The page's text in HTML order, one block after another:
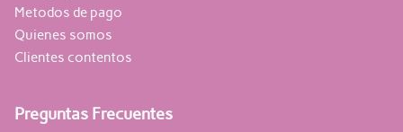
Metodos de pago
Quienes somos
Clientes contentos
Preguntas Frecuentes